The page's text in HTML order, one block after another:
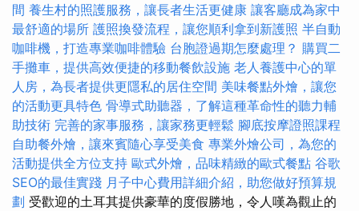
間 養生村的照護服務，讓長者生活更健康 讓客廳成為家中
最舒適的場所 護照換發流程，讓您順利拿到新護照 半自動
咖啡機，打造專業咖啡體驗 台胞證過期怎麼處理？ 購買二
手攤車，提供高效便捷的移動餐飲設施 老人養護中心的單
人房，為長者提供更隱私的居住空間 美味餐點外燴，讓您
的活動更具特色 骨導式助聽器，了解這種革命性的聽力輔
助技術 完善的家事服務，讓家務更輕鬆 腳底按摩證照課程
自助餐外燴，讓來賓隨心享受美食 專業外燴公司，為您的
活動提供全方位支持 歐式外燴，品味精緻的歐式餐點 谷歌
SEO的最佳實踐 月子中心費用詳細介紹，助您做好預算規
劃 受歡迎的土耳其提供豪華的度假勝地，令人嘆為觀止的